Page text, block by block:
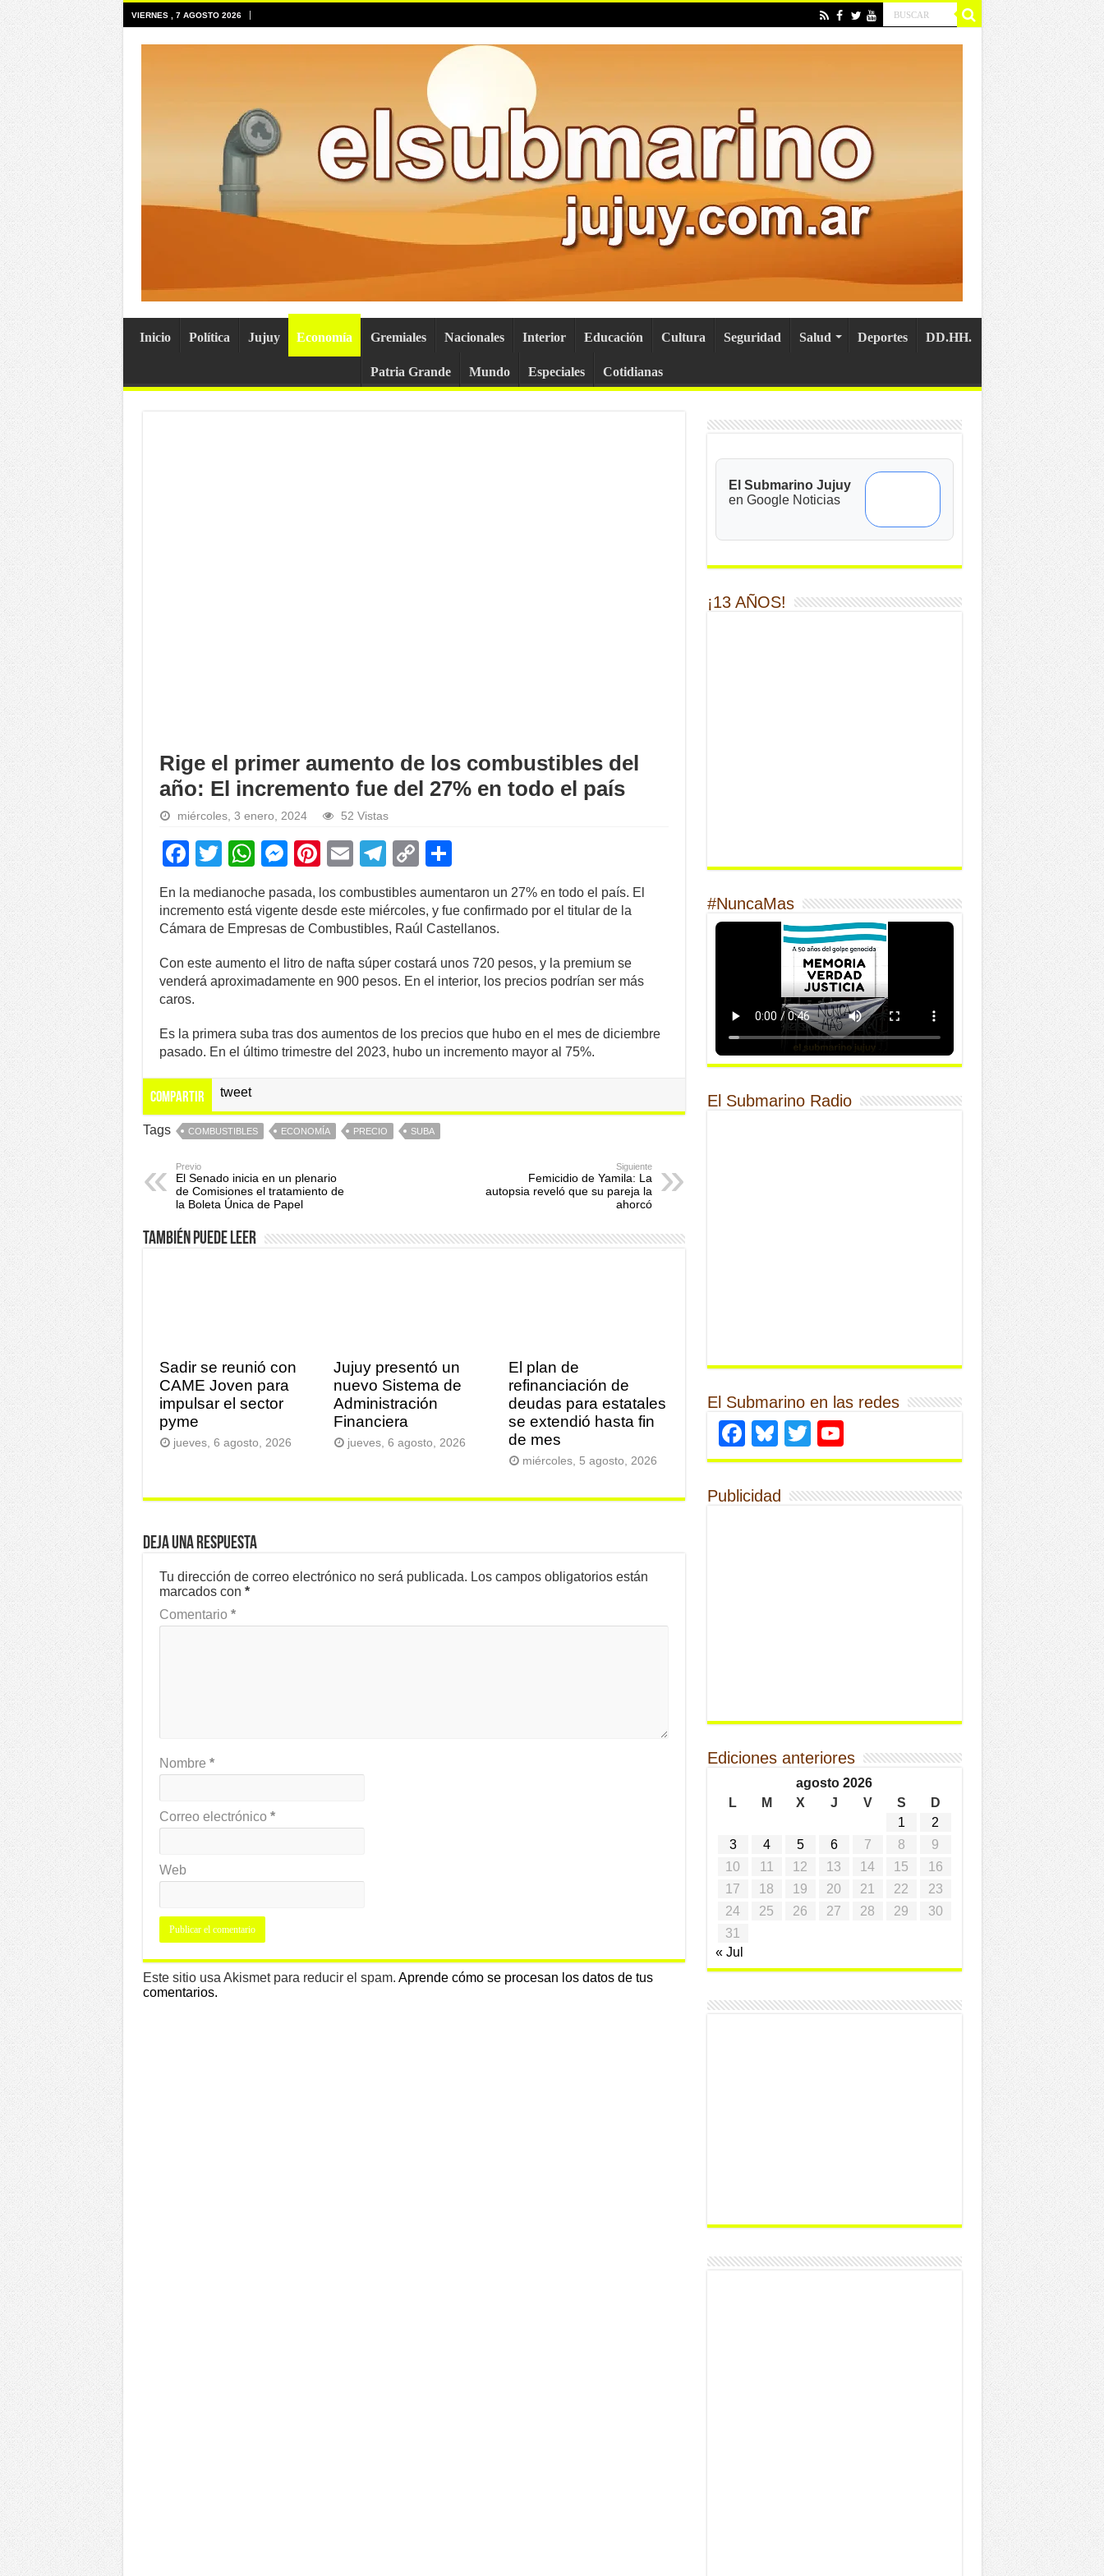
VIERNES , 7 AGOSTO 2026
Inicio Política Jujuy Economía Gremiales Nacionales Interior Educación Cultura Seguridad Salud Deportes DD.HH.
Patria Grande Mundo Especiales Cotidianas
Rige el primer aumento de los combustibles del
año: El incremento fue del 27% en todo el país
miércoles, 3 enero, 2024 52 Vistas
F
c
e
b
o
o
k
T
tt
er
W
at
s
A
p
M
ss
e
n
g
Pi
nt
er
e
st
E
m
ail
T
el
e
gr
a
m
C
p
y
Li
n
h
ar
e
En la medianoche pasada, los combustibles aumentaron un 27% en todo el país. El
incremento está vigente desde este miércoles, y fue confirmado por el titular de la
Cámara de Empresas de Combustibles, Raúl Castellanos.
Con este aumento el litro de nafta súper costará unos 720 pesos, y la premium se
venderá aproximadamente en 900 pesos. En el interior, los precios podrían ser más
caros.
Es la primera suba tras dos aumentos de los precios que hubo en el mes de diciembre
pasado. En el último trimestre del 2023, hubo un incremento mayor al 75%.
Compartir tweet
Tags COMBUSTIBLES ECONOMÍA PRECIO SUBA
Previo
El Senado inicia en un plenario
de Comisiones el tratamiento de
la Boleta Única de Papel
Siguiente
Femicidio de Yamila: La
autopsia reveló que su pareja la
ahorcó
También puede leer
Sadir se reunió con
CAME Joven para
impulsar el sector
pyme
jueves, 6 agosto, 2026
Jujuy presentó un
nuevo Sistema de
Administración
Financiera
jueves, 6 agosto, 2026
El plan de
refinanciación de
deudas para estatales
se extendió hasta fin
de mes
miércoles, 5 agosto, 2026
Deja una respuesta
Tu dirección de correo electrónico no será publicada. Los campos obligatorios están
marcados con *
Comentario *
Nombre *
Correo electrónico *
Web
Este sitio usa Akismet para reducir el spam. Aprende cómo se procesan los datos de tus
comentarios.
El Submarino Jujuy
en Google Noticias
¡13 AÑOS!
#NuncaMas
El Submarino Radio
El Submarino en las redes
Facebook
Bluesky
Twitter
Publicidad
Ediciones anteriores
agosto 2026
L
M X J V S
D
1
2
3
4 5 6 7 8
9
10
11 12 13 14 15
16
17
18 19 20 21 22
23
24
25 26 27 28 29
30
31
« Jul